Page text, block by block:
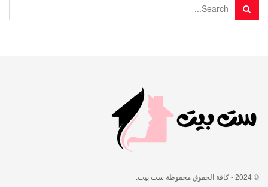
© 2024 - كافة الحقوق محفوظة ست بيت.